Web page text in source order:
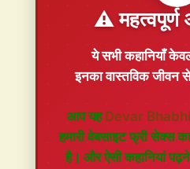
⚠️ महत्वपूर्ण
ये सभी कहानियाँ
इनका वास्तविक जीवन
आप यहDevar
हमारी वेबसाइट फ्री सेक्स
है। और ऐसी कहानियां पढ़ने